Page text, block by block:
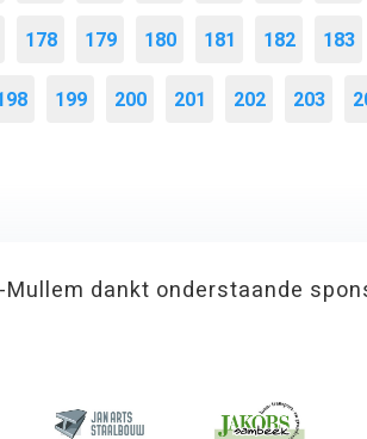
178 179 180 181 182 183
199 200 201 202 203
Mullem dankt onderstaande